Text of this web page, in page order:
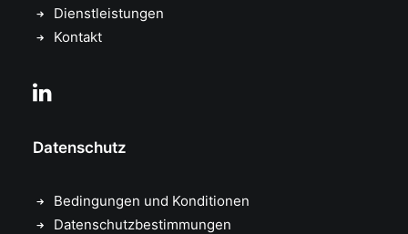
Dienstleistungen
Kontakt
Datenschutz
Bedingungen und Konditionen
Datenschutzbestimmungen